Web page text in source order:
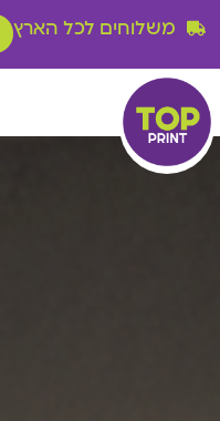
משלוחים לכל הארץ